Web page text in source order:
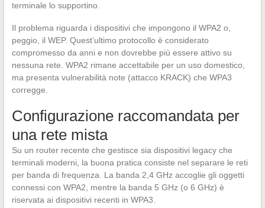
terminale lo supportino.
Il problema riguarda i dispositivi che impongono il WPA2 o,
peggio, il WEP. Quest’ultimo protocollo è considerato
compromesso da anni e non dovrebbe più essere attivo su
nessuna rete. WPA2 rimane accettabile per un uso domestico,
ma presenta vulnerabilità note (attacco KRACK) che WPA3
corregge.
Configurazione raccomandata per
una rete mista
Su un router recente che gestisce sia dispositivi legacy che
terminali moderni, la buona pratica consiste nel separare le reti
per banda di frequenza. La banda 2,4 GHz accoglie gli oggetti
connessi con WPA2, mentre la banda 5 GHz (o 6 GHz) è
riservata ai dispositivi recenti in WPA3.